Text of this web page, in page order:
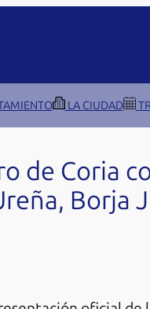
LA CIUDAD
de Coria
Borja